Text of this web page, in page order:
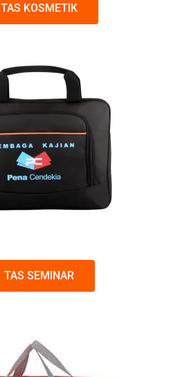
TAS KOSMETIK
TAS SEMINAR